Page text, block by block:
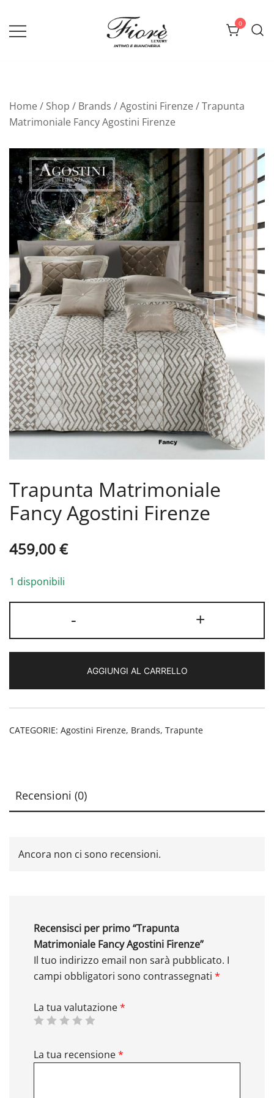
contenuto
0
Home/ Shop / Brands /Agostini Firenze/ Trapunta
Matrimoniale Fancy Agostini Firenze
Trapunta Matrimoniale
Fancy Agostini Firenze
459,00€
1 disponibili
-
Fancy
Firenze
quantità
+
AGGIUNGI AL CARRELLO
CATEGORIE: Agostini Firenze, Brands, Trapunte
Recensioni (0)
Ancora non ci sono recensioni.
Recensisci per primo “Trapunta
Matrimoniale Fancy Agostini Firenze”
Il tuo indirizzo email non sarà pubblicato. I
campi obbligatori sono contrassegnati *
La tua valutazione*
La tua recensione*